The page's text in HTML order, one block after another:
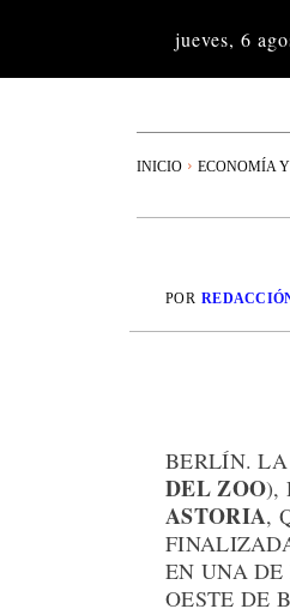
jueves, 6
INICIO ECONOMÍA
POR
BERLÍN. LA
DEL ZOO),
ASTORIA,
EN UNA
OESTE DE